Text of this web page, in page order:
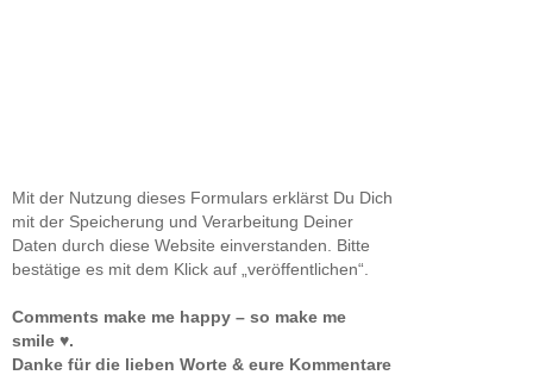
Mit der Nutzung dieses Formulars erklärst Du Dich
mit der Speicherung und Verarbeitung Deiner
Daten durch diese Website einverstanden. Bitte
bestätige es mit dem Klick auf „veröffentlichen“.
Comments make me happy – so make me
smile ♥.
Danke für die lieben Worte & eure Kommentare